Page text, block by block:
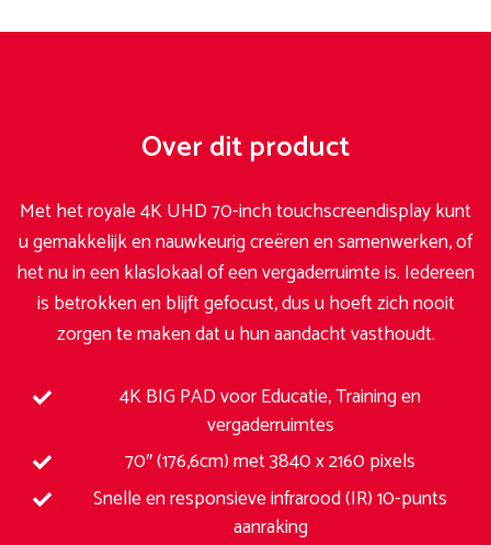
Over dit product
Met het royale 4K UHD 70-inch touchscreendisplay kunt
u gemakkelijk en nauwkeurig creëren en samenwerken, of
het nu in een klaslokaal of een vergaderruimte is. Iedereen
is betrokken en blijft gefocust, dus u hoeft zich nooit
zorgen te maken dat u hun aandacht vasthoudt.
4K BIG PAD voor Educatie, Training en
vergaderruimtes
70″ (176,6cm) met 3840 x 2160 pixels
Snelle en responsieve infrarood (IR) 10-punts
aanraking